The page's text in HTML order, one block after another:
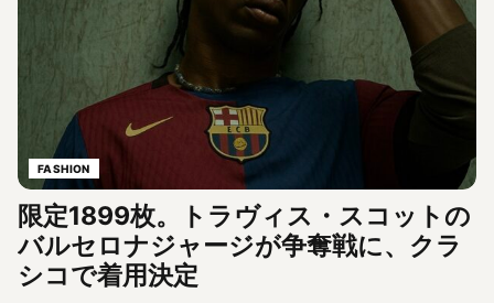
FASHION
限定1899枚。トラヴィス・スコットの
バルセロナジャージが争奪戦に、クラ
シコで着用決定